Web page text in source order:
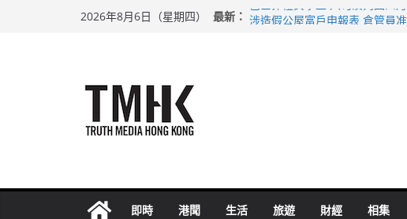
2026年8月6日（星期四） 最新： 巴士非禮女學生 六旬漢判囚四月
即時 港聞 生活 旅遊 財經 相集